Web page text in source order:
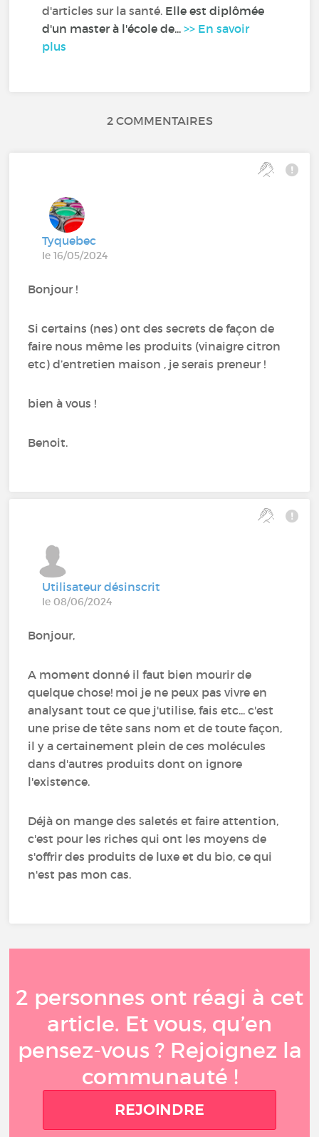
d'articles sur la santé. Elle est diplômée
d'un master à l'école de...>> En savoir
plus
2 COMMENTAIRES
Tyquebec
le 16/05/2024
Bonjour !
Si certains (nes) ont des secrets de façon de
faire nous même les produits (vinaigre citron
etc) d’entretien maison , je serais preneur !
bien à vous !
Benoit.
Utilisateur désinscrit
le 08/06/2024
Bonjour,
A moment donné il faut bien mourir de
quelque chose! moi je ne peux pas vivre en
analysant tout ce que j'utilise, fais etc... c'est
une prise de tête sans nom et de toute façon,
il y a certainement plein de ces molécules
dans d'autres produits dont on ignore
l'existence.
Déjà on mange des saletés et faire attention,
c'est pour les riches qui ont les moyens de
s'offrir des produits de luxe et du bio, ce qui
n'est pas mon cas.
2 personnes ont réagi à cet
article. Et vous, qu’en
pensez-vous ? Rejoignez la
communauté !
REJOINDRE